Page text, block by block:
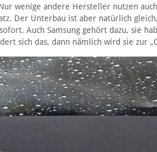
wenige andere Hersteller nutzen
Der Unterbau ist aber natürlich
Auch Samsung gehört dazu, sie
sich das, dann nämlich wird sie zur